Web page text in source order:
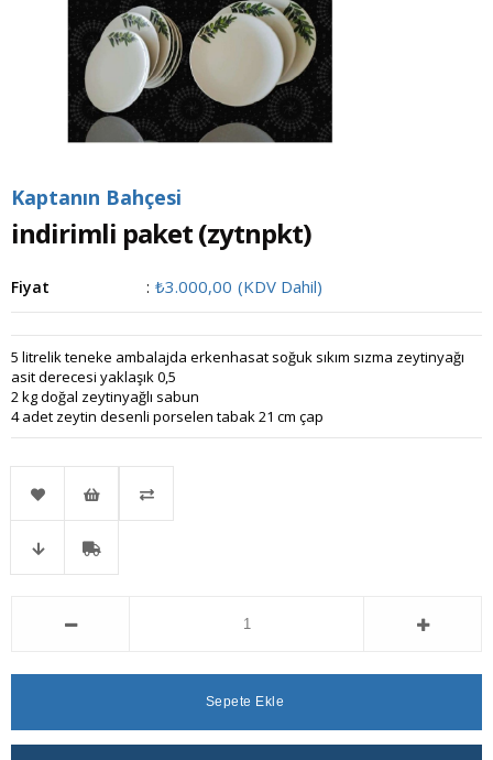
Kaptanın Bahçesi
indirimli paket(zytnpkt)
Fiyat : ₺3.000,00 (KDV Dahil)
5 litrelik teneke ambalajda erkenhasat soğuk sıkım sızma zeytinyağı
asit derecesi yaklaşık 0,5
2 kg doğal zeytinyağlı sabun
4 adet zeytin desenli porselen tabak 21 cm çap
Favorilere İstek